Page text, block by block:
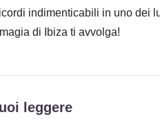
indimenticabili in uno dei
di Ibiza ti avvolga!
leggere